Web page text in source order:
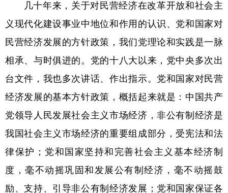
辽宁 吉林 上海 江苏
广东 广西 海南 重庆
四川 贵州 云南 西藏
陕西 甘肃 青海 宁夏
新疆 内蒙古 黑龙江
多语种频道
几十年来，关于对民营经济在改革开放和社会主
义现代化建设事业中地位和作用的认识、党和国家对
民营经济发展的方针政策，我们党理论和实践是一脉
相承、与时俱进的。党的十八大以来，党中央多次出
台文件，我也多次讲话、作出指示。党和国家对民营
经济发展的基本方针政策，概括起来就是：中国共产
党领导人民发展社会主义市场经济，非公有制经济是
我国社会主义市场经济的重要组成部分，受宪法和法
律保护；党和国家坚持和完善社会主义基本经济制
度，毫不动摇巩固和发展公有制经济，毫不动摇鼓
励、支持、引导非公有制经济发展；党和国家保证各